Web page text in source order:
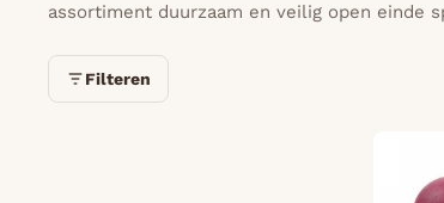
assortiment duurzaam en veilig open einde
Filteren